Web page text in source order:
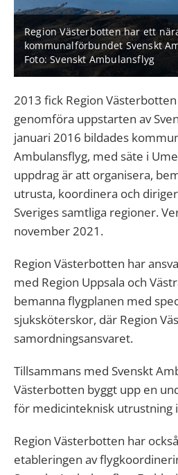
Region Västerbotten har ett
kommunalförbundet Svenskt
Foto: Svenskt Ambulansflyg
2013 fick Region
genomföra uppstarten av
januari 2016 bildades
Ambulansflyg, med säte i
uppdrag är att organisera,
utrusta, koordinera och
Sveriges samtliga regioner.
november 2021.
Region Västerbotten har
med Region Uppsala och
bemanna flygplanen med
sjuksköterskor, där Region
samordningsansvaret.
Tillsammans med Svenskt
Västerbotten byggt upp en
för medicinteknisk utrustning
Region Västerbotten har
etableringen av